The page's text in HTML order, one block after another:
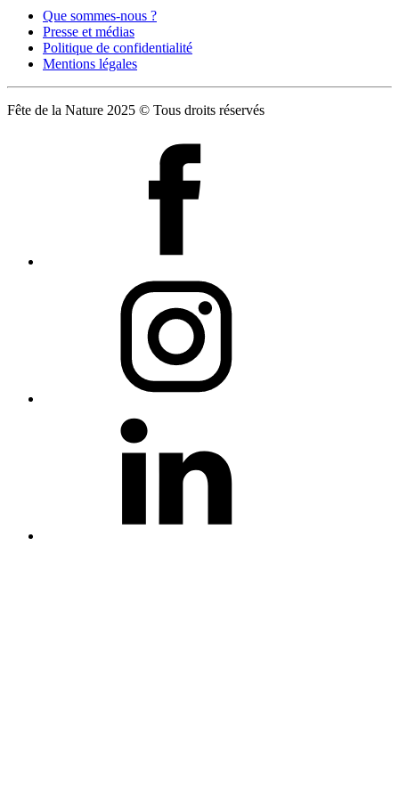
Que sommes-nous ?
Presse et médias
Politique de confidentialité
Mentions légales
Fête de la Nature 2025 © Tous droits réservés